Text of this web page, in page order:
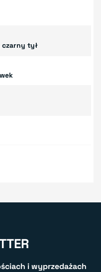
czarny tył
i wyprzedażach